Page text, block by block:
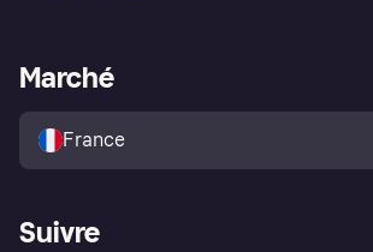
Explorez les magasins
Politique de protection de
l’acheteur Klarna
Portail Marchand
Marché
France
Suivre